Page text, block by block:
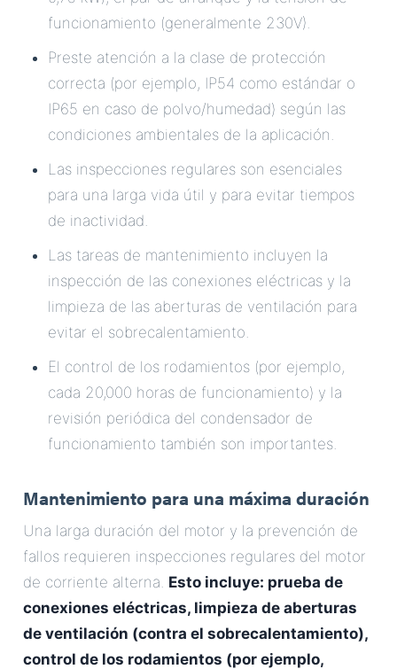
funcionamiento (generalmente 230V).
Preste atención a la clase de protección
correcta (por ejemplo, IP54 como estándar o
IP65 en caso de polvo/humedad) según las
condiciones ambientales de la aplicación.
Las inspecciones regulares son esenciales
para una larga vida útil y para evitar tiempos
de inactividad.
Las tareas de mantenimiento incluyen la
inspección de las conexiones eléctricas y la
limpieza de las aberturas de ventilación para
evitar el sobrecalentamiento.
El control de los rodamientos (por ejemplo,
cada 20,000 horas de funcionamiento) y la
revisión periódica del condensador de
funcionamiento también son importantes.
Mantenimiento para una máxima duración
Una larga duración del motor y la prevención de
fallos requieren inspecciones regulares del motor
de corriente alterna. Esto incluye: prueba de
conexiones eléctricas, limpieza de aberturas
de ventilación (contra el sobrecalentamiento),
control de los rodamientos (por ejemplo,